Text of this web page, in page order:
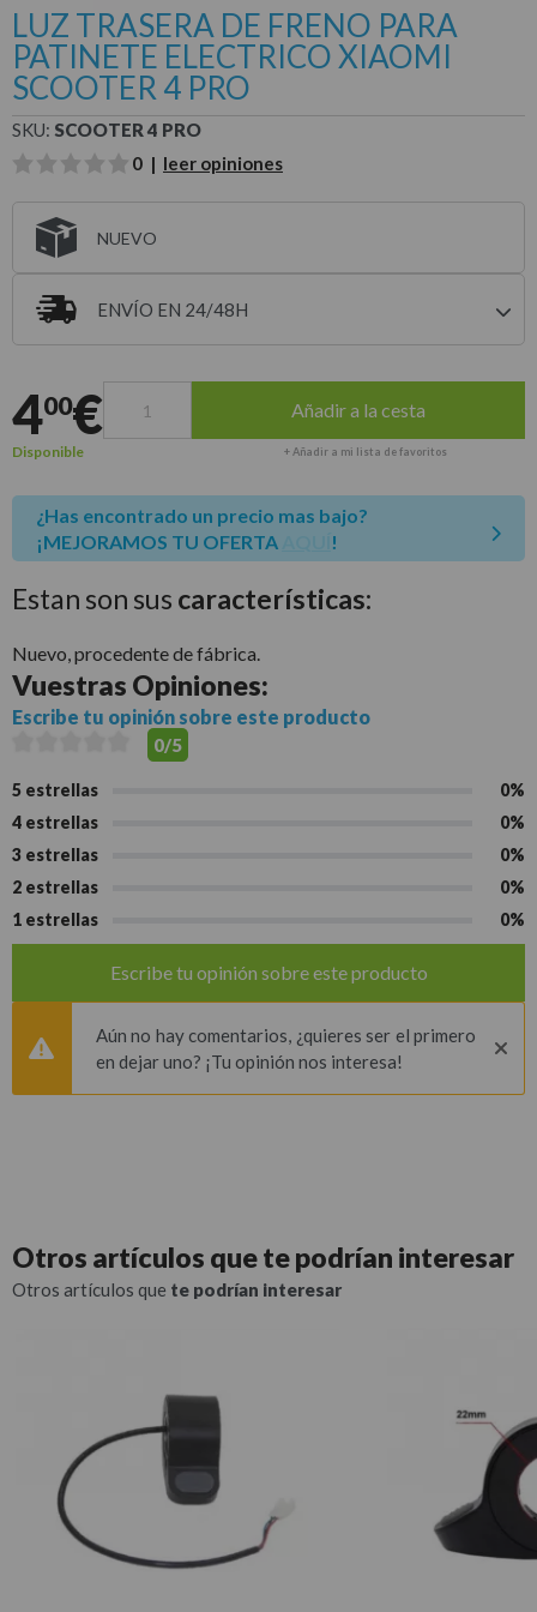
LUZ TRASERA DE FRENO PARA
PATINETE ELECTRICO XIAOMI
SCOOTER 4 PRO
SKU: SCOOTER 4 PRO
0 | leer opiniones
NUEVO
ENVÍO EN 24/48H
400€ Añadir a la cesta
Disponible + Añadir a mi lista de favoritos
¿Has encontrado un precio mas bajo?
¡MEJORAMOS TU OFERTA
!
Estan son sus características:
Nuevo, procedente de fábrica.
Vuestras Opiniones:
Escribe tu opinión sobre este producto
0/5
5 estrellas
0%
4 estrellas
0%
3 estrellas
0%
2 estrellas
0%
1 estrellas
0%
Escribe tu opinión sobre este producto
Aún no hay comentarios, ¿quieres ser el primero
en dejar uno? ¡Tu opinión nos interesa!
Otros artículos quete podrían interesar
Otros artículos que te podrían interesar